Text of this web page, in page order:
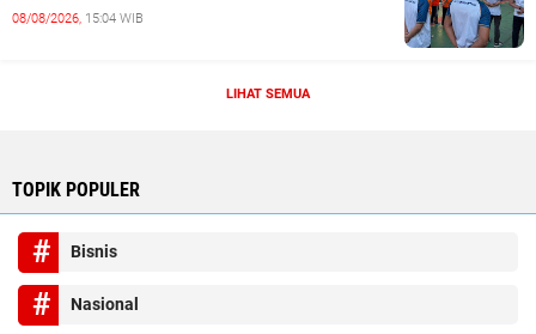
08/08/2026, 15:04 WIB
LIHAT SEMUA
TOPIK POPULER
Bisnis
Nasional